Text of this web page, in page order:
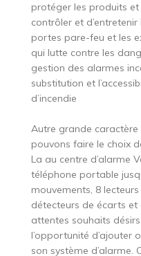
protéger les produits et
contrôler et
portes pare-feu et les
qui lutte contre les
gestion des alarmes
substitution et
d’incendie
Autre grande
pouvons faire le choix
La au centre d’alarme
téléphone portable
mouvements, 8
détecteurs de écarts et
attentes souhaits
l’opportunité d’ajouter
son système d’alarme.